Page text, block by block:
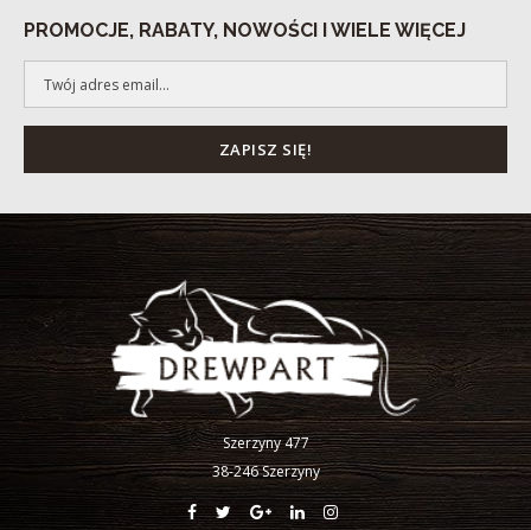
PROMOCJE, RABATY, NOWOŚCI I WIELE WIĘCEJ
Szerzyny 477
38-246 Szerzyny